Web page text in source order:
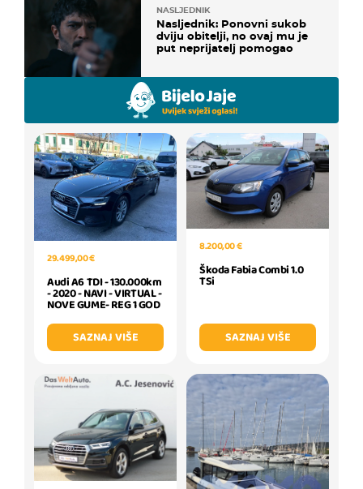
NASLJEDNIK
Nasljednik: Ponovni sukob
dviju obitelji, no ovaj mu je
put neprijatelj pomogao
29.499,00 €
Audi A6 TDI - 130.000km
- 2020 - NAVI - VIRTUAL -
NOVE GUME- REG 1 GOD
SAZNAJ VIŠE
8.200,00 €
Škoda Fabia Combi 1.0
TSi
SAZNAJ VIŠE